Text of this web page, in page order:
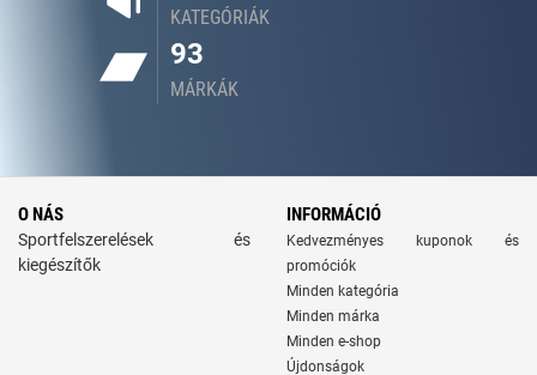
KATEGÓRIÁK
93
MÁRKÁK
O NÁS
Sportfelszerelések és
kiegészítők
INFORMÁCIÓ
Kedvezményes kuponok és
promóciók
Minden kategória
Minden márka
Minden e-shop
Újdonságok